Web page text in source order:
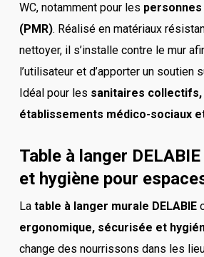
WC, notamment pour les
(PMR). Réalisé en matériaux
nettoyer, il s’installe contre le mur
l’utilisateur et d’apporter un soutien
Idéal pour les sanitaires collectifs,
établissements médico-sociaux
Table à langer
et hygiène pour
Latable à langer murale DELABIE
ergonomique, sécurisée et
change des nourrissons dans les